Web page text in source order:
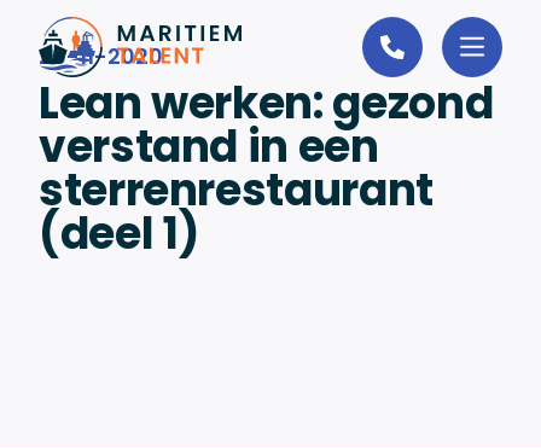
Ga naar de inhoud
26-11-2020
Lean werken: gezond
verstand in een
sterrenrestaurant
(deel 1)